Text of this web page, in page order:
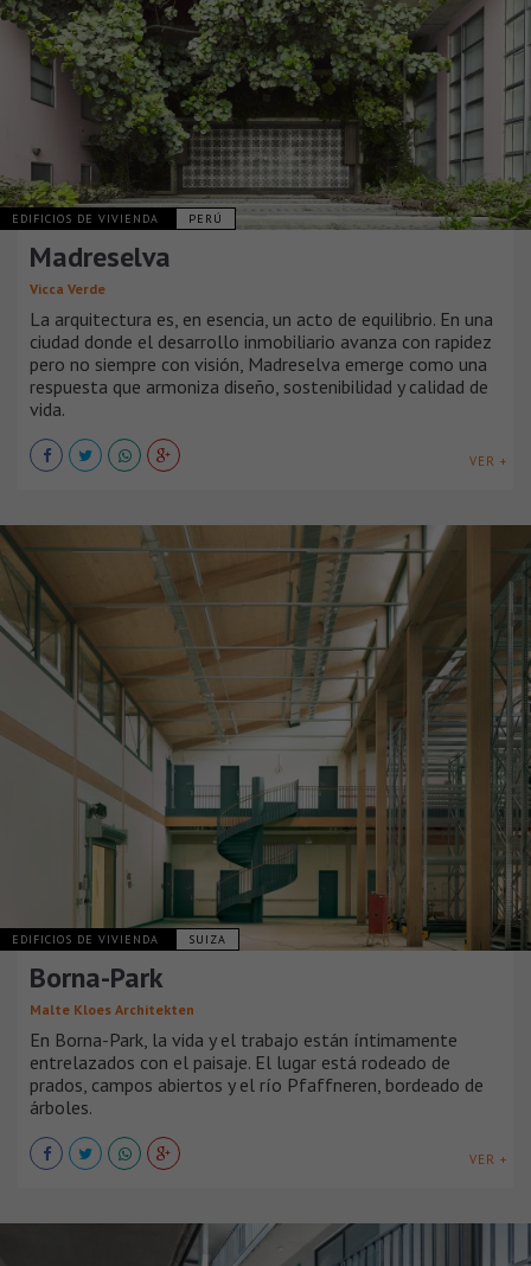
EDIFICIOS DE VIVIENDA PERÚ
Madreselva
Vicca Verde
La arquitectura es, en esencia, un acto de equilibrio. En una
ciudad donde el desarrollo inmobiliario avanza con rapidez
pero no siempre con visión, Madreselva emerge como una
respuesta que armoniza diseño, sostenibilidad y calidad de
vida.
VER +
EDIFICIOS DE VIVIENDA SUIZA
Borna-Park
Malte Kloes Architekten
En Borna-Park, la vida y el trabajo están íntimamente
entrelazados con el paisaje. El lugar está rodeado de
prados, campos abiertos y el río Pfaffneren, bordeado de
árboles.
VER +